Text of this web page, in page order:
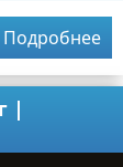
Подробнее
|